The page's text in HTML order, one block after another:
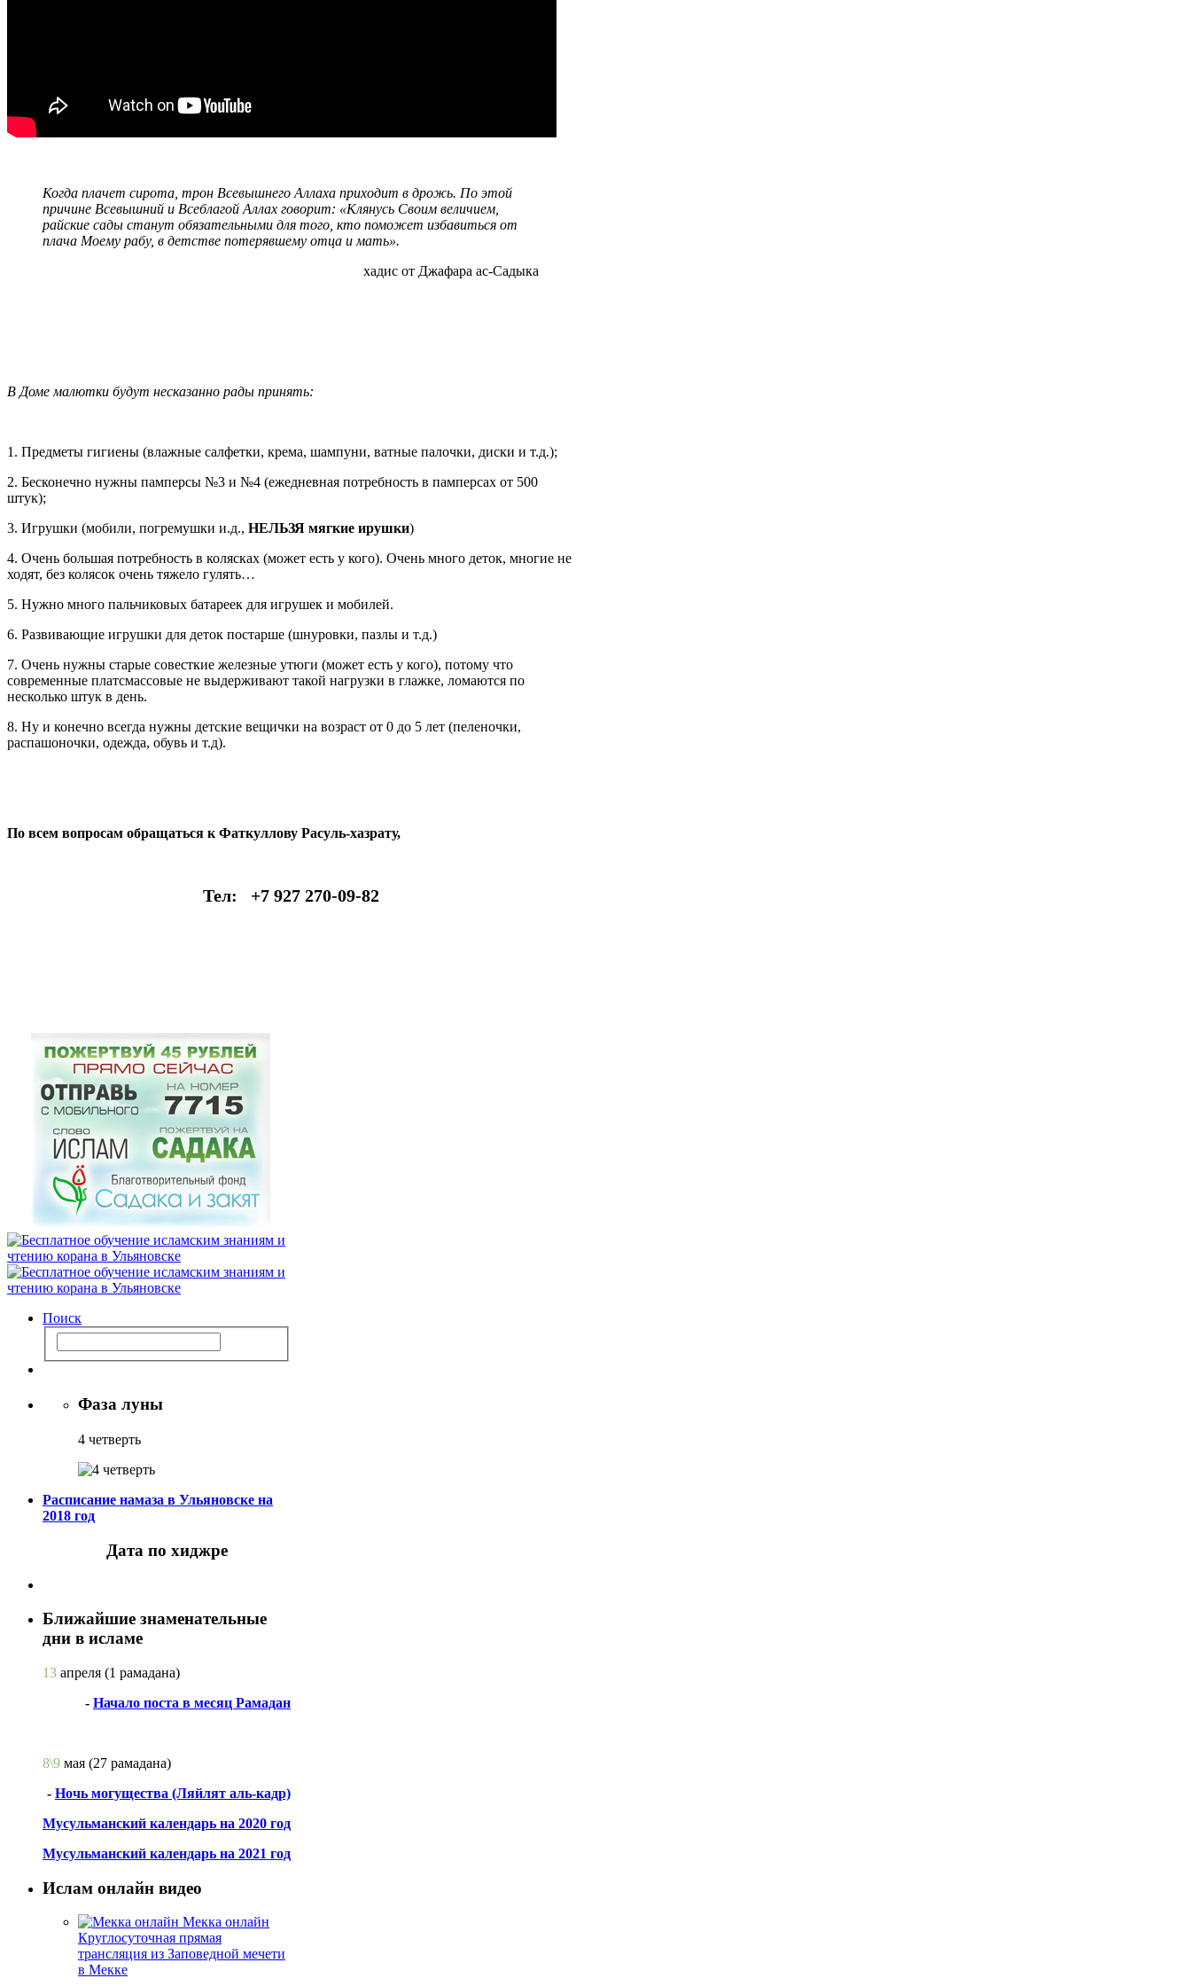
Когда плачет сирота, трон Всевышнего Аллаха приходит в дрожь. По этой
причине Всевышний и Всеблагой Аллах говорит: «Клянусь Своим величием,
райские сады станут обязательными для того, кто поможет избавиться от
плача Моему рабу, в детстве потерявшему отца и мать».
хадис от Джафара ас-Садыка
В Доме малютки будут несказанно рады принять:
1. Предметы гигиены (влажные салфетки, крема, шампуни, ватные палочки, диски и т.д.);
2. Бесконечно нужны памперсы №3 и №4 (ежедневная потребность в памперсах от 500
штук);
3. Игрушки (мобили, погремушки и.д., НЕЛЬЗЯ мягкие ирушки)
4. Очень большая потребность в колясках (может есть у кого). Очень много деток, многие не
ходят, без колясок очень тяжело гулять…
5. Нужно много пальчиковых батареек для игрушек и мобилей.
6. Развивающие игрушки для деток постарше (шнуровки, пазлы и т.д.)
7. Очень нужны старые совесткие железные утюги (может есть у кого), потому что
современные платсмассовые не выдерживают такой нагрузки в глажке, ломаются по
несколько штук в день.
8. Ну и конечно всегда нужны детские вещички на возраст от 0 до 5 лет (пеленочки,
распашоночки, одежда, обувь и т.д).
По всем вопросам обращаться к Фаткуллову Расуль-хазрату,
Тел: +7 927 270-09-82
Поиск
Фаза луны
4 четверть
Расписание намаза в Ульяновске на
2018 год
Дата по хиджре
Ближайшие знаменательные
дни в исламе
13 апреля (1 рамадана)
- Начало поста в месяц Рамадан
8\9 мая (27 рамадана)
- Ночь могущества (Ляйлят аль-кадр)
Мусульманский календарь на 2020 год
Мусульманский календарь на 2021 год
Ислам онлайн видео
Мекка онлайн
Круглосуточная прямая
трансляция из Заповедной мечети
в Мекке